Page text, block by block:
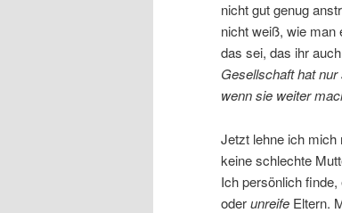
nicht gut genug
nicht weiß, wie man
das sei, das ihr
Gesellschaft hat
wenn sie weiter
Jetzt lehne ich mich
keine schlechte
Ich persönlich
oderunreife Eltern.